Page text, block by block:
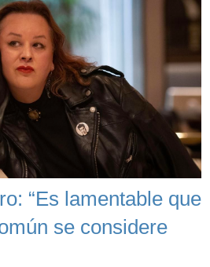
“Es lamentable que
se considere